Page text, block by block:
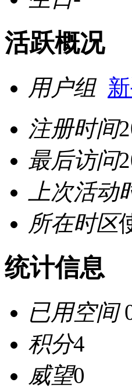
活跃概况
用户组
注册时间
最后访问
上次活动
所在时区
统计信息
已用空间
积分4
威望0